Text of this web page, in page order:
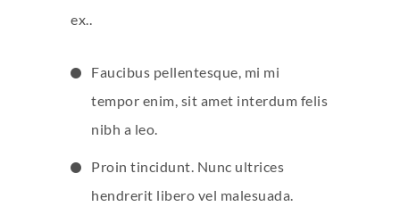
ex..
Faucibus pellentesque, mi mi
tempor enim, sit amet interdum felis
nibh a leo.
Proin tincidunt. Nunc ultrices
hendrerit libero vel malesuada.